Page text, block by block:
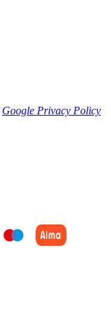
Google Privacy Policy